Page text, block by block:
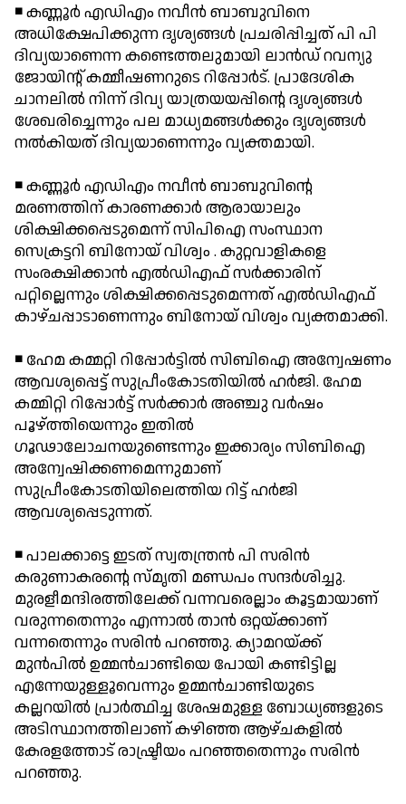
◾ കണ്ണൂര്‍ എഡിഎം നവീന്‍ ബാബുവിനെ
അധിക്ഷേപിക്കുന്ന ദൃശ്യങ്ങള്‍ പ്രചരിപ്പിച്ചത് പി പി
ദിവ്യയാണെന്ന കണ്ടെത്തലുമായി ലാന്‍ഡ് റവന്യു
ജോയിന്റ് കമ്മീഷണറുടെ റിപ്പോര്‍ട്. പ്രാദേശിക
ചാനലില്‍ നിന്ന് ദിവ്യ യാത്രയയപ്പിന്റെ ദൃശ്യങ്ങള്‍
ശേഖരിച്ചെന്നും പല മാധ്യമങ്ങള്‍ക്കും ദൃശ്യങ്ങള്‍
നല്‍കിയത് ദിവ്യയാണെന്നും വ്യക്തമായി.
◾ കണ്ണൂര്‍ എഡിഎം നവീന്‍ ബാബുവിന്റെ
മരണത്തിന് കാരണക്കാര്‍ ആരായാലും
ശിക്ഷിക്കപ്പെടുമെന്ന് സിപിഐ സംസ്ഥാന
സെക്രട്ടറി ബിനോയ് വിശ്വം . കുറ്റവാളികളെ
സംരക്ഷിക്കാന്‍ എല്‍ഡിഎഫ് സര്‍ക്കാരിന്
പറ്റില്ലെന്നും ശിക്ഷിക്കപ്പെടുമെന്നത് എല്‍ഡിഎഫ്
കാഴ്ചപ്പാടാണെന്നും ബിനോയ് വിശ്വം വ്യക്തമാക്കി.
◾ ഹേമ കമ്മറ്റി റിപ്പോര്‍ട്ടില്‍ സിബിഐ അന്വേഷണം
ആവശ്യപ്പെട്ട് സുപ്രീംകോടതിയില്‍ ഹര്‍ജി. ഹേമ
കമ്മിറ്റി റിപ്പോര്‍ട്ട് സര്‍ക്കാര്‍ അഞ്ചു വര്‍ഷം
പൂഴ്ത്തിയെന്നും ഇതില്‍
ഗൂഢാലോചനയുണ്ടെന്നും ഇക്കാര്യം സിബിഐ
അന്വേഷിക്കണമെന്നുമാണ്
സുപ്രീംകോടതിയിലെത്തിയ റിട്ട് ഹര്‍ജി
ആവശ്യപ്പെടുന്നത്.
◾ പാലക്കാട്ടെ ഇടത് സ്വതന്ത്രന്‍ പി സരിന്‍
കരുണാകരന്റെ സ്മൃതി മണ്ഡപം സന്ദര്‍ശിച്ചു.
മുരളീമന്ദിരത്തിലേക്ക് വന്നവരെല്ലാം കൂട്ടമായാണ്
വരുന്നതെന്നും എന്നാല്‍ താന്‍ ഒറ്റയ്ക്കാണ്
വന്നതെന്നും സരിന്‍ പറഞ്ഞു. ക്യാമറയ്ക്ക്
മുന്‍പില്‍ ഉമ്മന്‍ചാണ്ടിയെ പോയി കണ്ടിട്ടില്ല
എന്നേയുള്ളൂവെന്നും ഉമ്മന്‍ചാണ്ടിയുടെ
കല്ലറയില്‍ പ്രാര്‍ത്ഥിച്ച ശേഷമുള്ള ബോധ്യങ്ങളുടെ
അടിസ്ഥാനത്തിലാണ് കഴിഞ്ഞ ആഴ്ചകളില്‍
കേരളത്തോട് രാഷ്ട്രീയം പറഞ്ഞതെന്നും സരിന്‍
പറഞ്ഞു.